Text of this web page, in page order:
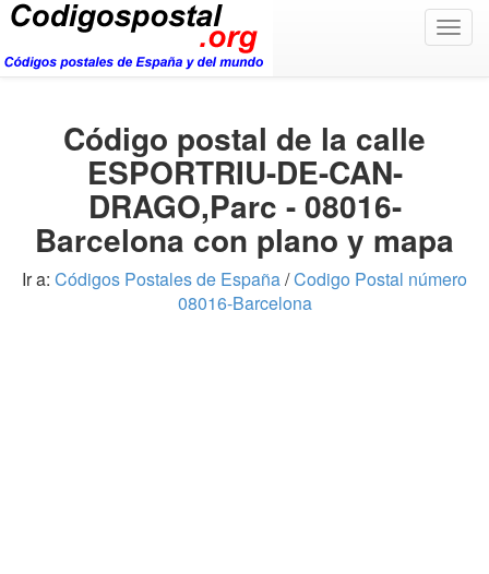
Código postal de la calle
ESPORTRIU-DE-CAN-
DRAGO,Parc - 08016-
Barcelona con plano y mapa
Ir a: Códigos Postales de España/Codigo Postal número
08016-Barcelona